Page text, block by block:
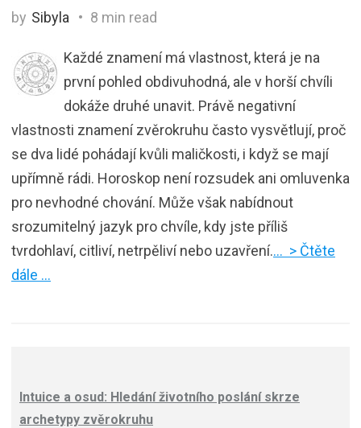
by Sibyla 8 min read
Každé znamení má vlastnost, která je na
první pohled obdivuhodná, ale v horší chvíli
dokáže druhé unavit. Právě negativní
vlastnosti znamení zvěrokruhu často vysvětlují, proč
se dva lidé pohádají kvůli maličkosti, i když se mají
upřímně rádi. Horoskop není rozsudek ani omluvenka
pro nevhodné chování. Může však nabídnout
srozumitelný jazyk pro chvíle, kdy jste příliš
tvrdohlaví, citliví, netrpěliví nebo uzavření.… > Čtěte
dále …
Intuice a osud: Hledání životního poslání skrze
archetypy zvěrokruhu